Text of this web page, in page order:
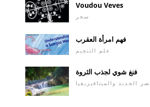
Voudou Veves
سحر
فهم امرأة العقرب
علم التنجيم
فنغ شوي لجذب الثروة
الجديد والميتافيزيقيا